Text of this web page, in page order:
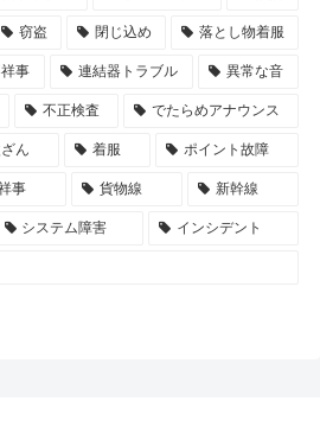
窃盗 閉じ込め 落とし物着服
事 連結器トラブル 異常な音
不正検査 でたらめアナウンス
ん 着服 ポイント故障
事 貨物線 新幹線
システム障害 インシデント